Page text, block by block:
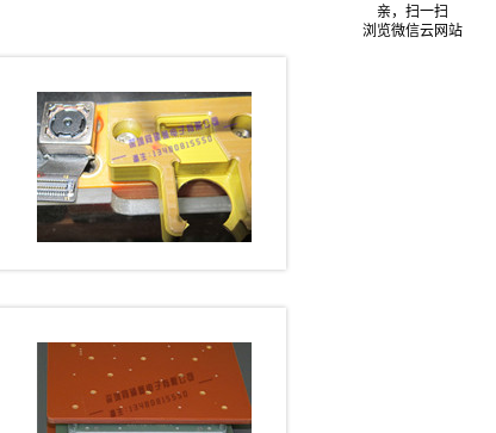
亲，扫一扫
浏览微信云网站